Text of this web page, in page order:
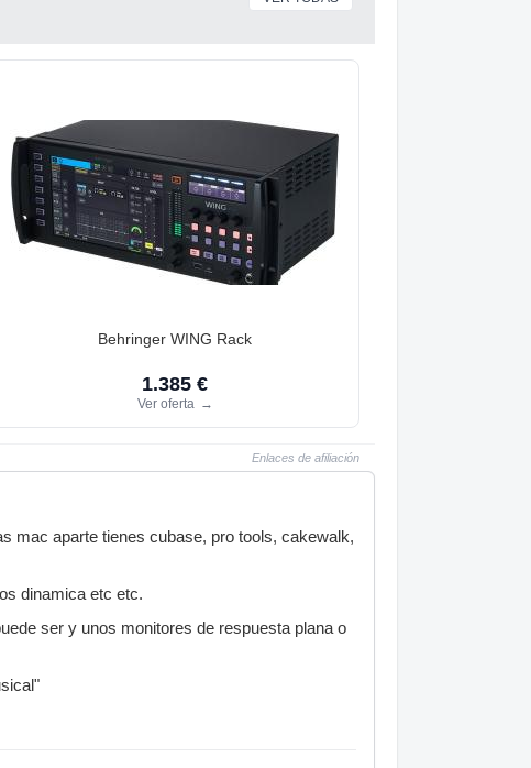
Behringer WING Rack
1.385 €
Ver oferta →
Enlaces de afiliación
mac aparte tienes cubase, pro tools, cakewalk,
dinamica etc etc.
ser y unos monitores de respuesta plana o